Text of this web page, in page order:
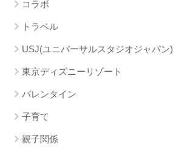
コラボ
トラベル
USJ(ユニバーサルスタジオジャパン)
東京ディズニーリゾート
バレンタイン
子育て
親子関係